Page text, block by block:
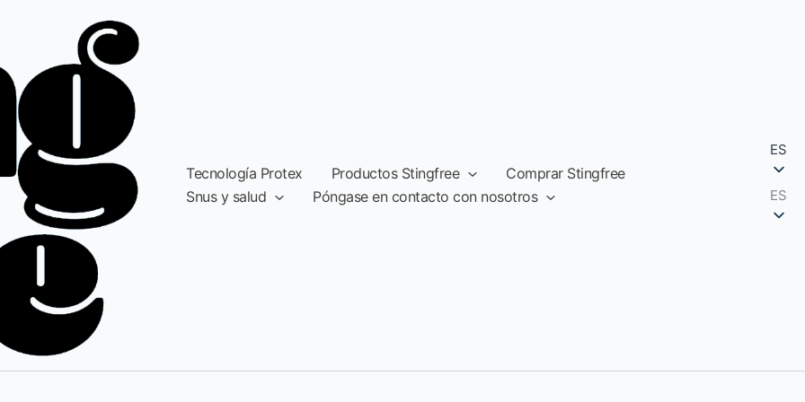
Tecnología Protex Productos Stingfree
Comprar Stingfree
Snus y salud
Póngase en contacto con nosotros
ES
ES